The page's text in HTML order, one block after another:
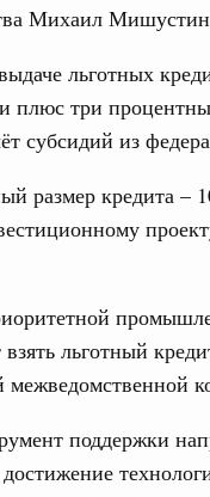
Михаил
льготных
плюс три
субсидий из
размер кредита –
льготный
межведомственной
поддержки
р
понедельник
торговли.
штаб по
р
отдельных
регионам
граждан
р